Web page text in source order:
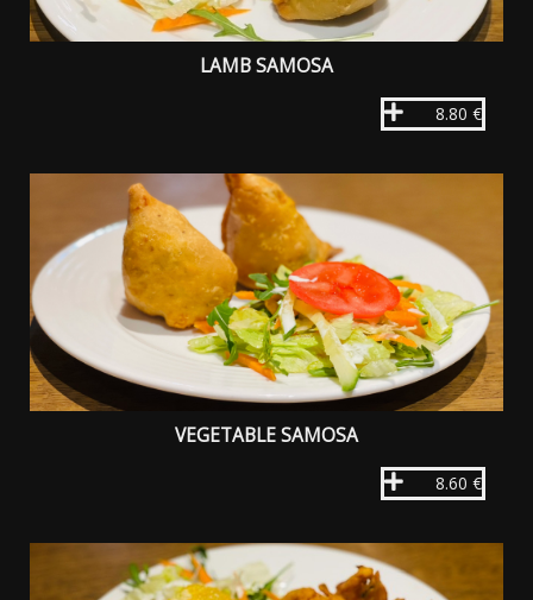
LAMB SAMOSA
8.80 €
VEGETABLE SAMOSA
8.60 €